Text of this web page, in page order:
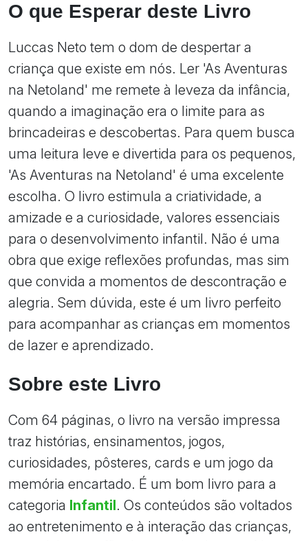
O que Esperar deste Livro
Luccas Neto tem o dom de despertar a
criança que existe em nós. Ler 'As Aventuras
na Netoland' me remete à leveza da infância,
quando a imaginação era o limite para as
brincadeiras e descobertas. Para quem busca
uma leitura leve e divertida para os pequenos,
'As Aventuras na Netoland' é uma excelente
escolha. O livro estimula a criatividade, a
amizade e a curiosidade, valores essenciais
para o desenvolvimento infantil. Não é uma
obra que exige reflexões profundas, mas sim
que convida a momentos de descontração e
alegria. Sem dúvida, este é um livro perfeito
para acompanhar as crianças em momentos
de lazer e aprendizado.
Sobre este Livro
Com 64 páginas, o livro na versão impressa
traz histórias, ensinamentos, jogos,
curiosidades, pôsteres, cards e um jogo da
memória encartado. É um bom livro para a
categoria Infantil. Os conteúdos são voltados
ao entretenimento e à interação das crianças,